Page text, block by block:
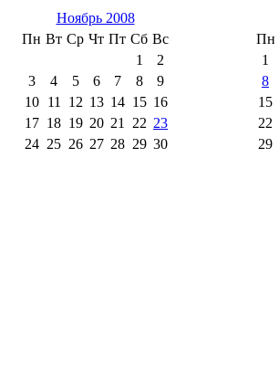
Ноябрь 2008
Пн Вт Ср Чт Пт Сб Вс
1
2
3
4 5 6 7 8
9
10
11 12 13 14 15 16
17 18 19 20 21 22 23
24 25 26 27 28 29 30
Пн
1
8
15
22
29